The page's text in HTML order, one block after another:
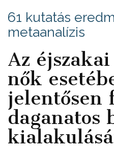
61 kutatás
metaanalízis
Az
nők
jelentősen
daganatos